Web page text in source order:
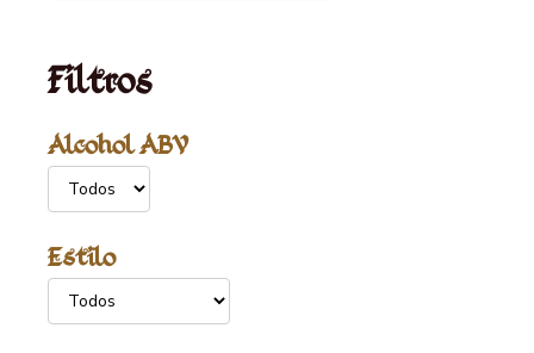
Filtros
Alcohol ABV
Estilo